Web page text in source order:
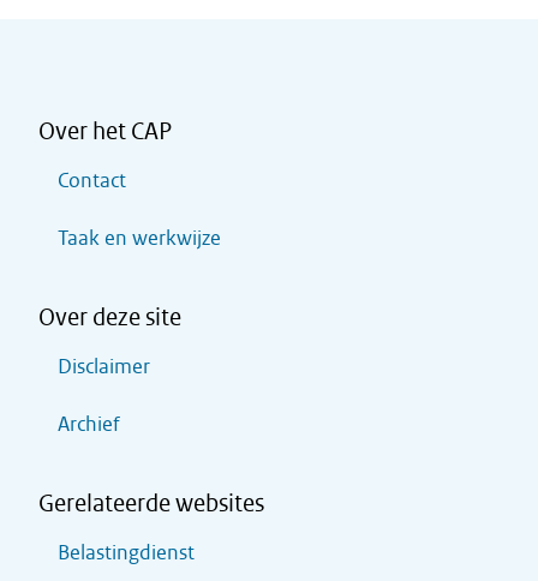
Over het CAP
Contact
Taak en werkwijze
Over deze site
Disclaimer
Archief
Gerelateerde websites
Belastingdienst